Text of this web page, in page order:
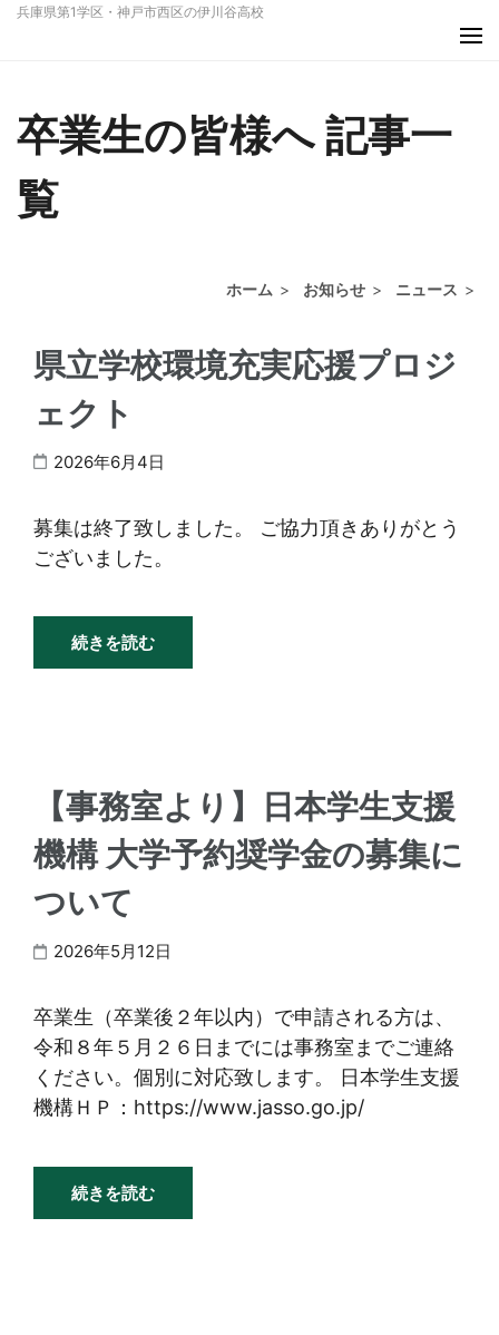
コ
ツ
兵庫県第1学区・神戸市西区の伊川谷高校
卒業生の皆様へ 記事一
覧
ホーム > お知らせ > ニュース >
県立学校環境充実応援プロジ
ェクト
2026年6月4日
募集は終了致しました。 ご協力頂きありがとう
ございました。
続きを読む
【事務室より】日本学生支援
機構 大学予約奨学金の募集に
ついて
2026年5月12日
卒業生（卒業後２年以内）で申請される方は、
令和８年５月２６日までには事務室までご連絡
ください。個別に対応致します。 日本学生支援
機構ＨＰ：https://www.jasso.go.jp/
続きを読む